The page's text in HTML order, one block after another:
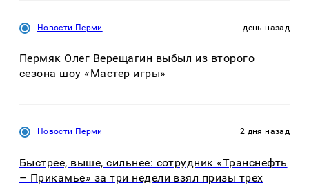
Новости Перми день назад
Пермяк Олег Верещагин выбыл из второго
сезона шоу «Мастер игры»
Новости Перми 2 дня назад
Быстрее, выше, сильнее: сотрудник «Транснефть
– Прикамье» за три недели взял призы трех